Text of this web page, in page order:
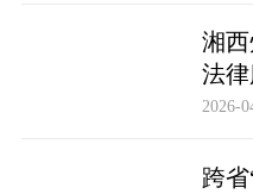
湘
法
2026-
跨